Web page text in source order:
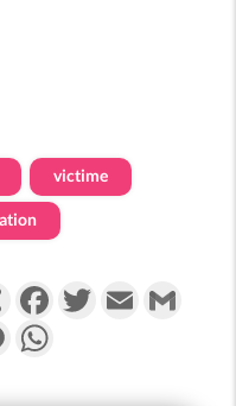
victime
PartagerFacebookTwitterEmail
Messenger